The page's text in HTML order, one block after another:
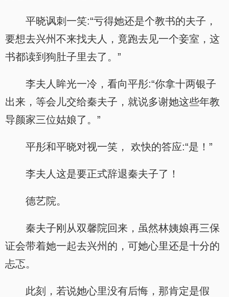
平晓讽刺一笑:“亏得她还是个教书的夫子，
要想去兴州不来找夫人，竟跑去见一个妾室，这
书都读到狗肚子里去了。”
李夫人眸光一冷，看向平彤:“你拿十两银子
出来，等会儿交给秦夫子，就说多谢她这些年教
导颜家三位姑娘了。”
平彤和平晓对视一笑， 欢快的答应:“是！”
李夫人这是要正式辞退秦夫子了！
德艺院。
秦夫子刚从双馨院回来，虽然林姨娘再三保
证会带着她一起去兴州的，可她心里还是十分的
忐忑。
此刻，若说她心里没有后悔，那肯定是假